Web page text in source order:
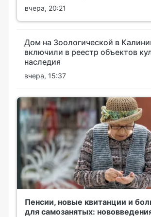
вчера, 20:21
Дом на Зоологической в
включили в реестр объектов
наследия
вчера, 15:37
Пенсии, новые квитанции и
для самозанятых: